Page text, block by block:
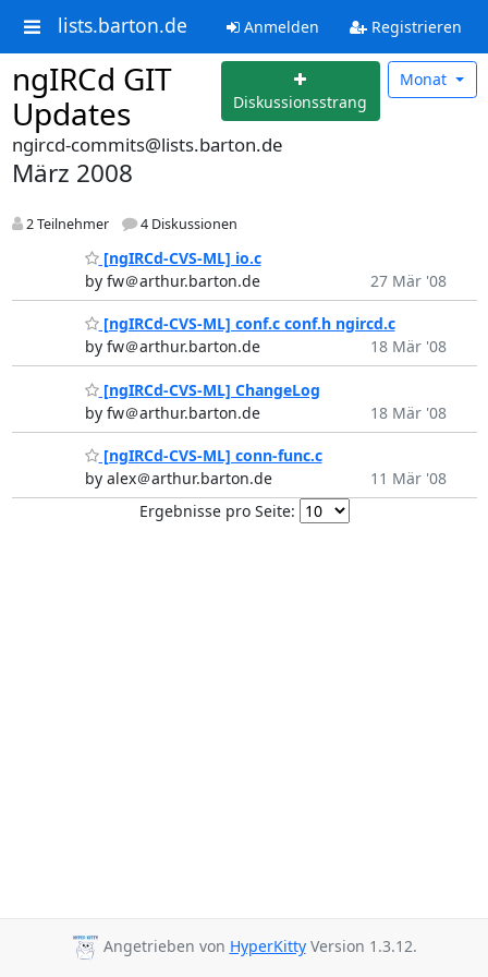
lists.barton.de Anmelden Registrieren
ngIRCd GIT
Updates
Diskussionsstrang
Monat
ngircd-commits@lists.barton.de
März 2008
2 Teilnehmer 4 Diskussionen
[ngIRCd-CVS-ML] io.c
by fw＠arthur.barton.de
27 Mär '08
[ngIRCd-CVS-ML] conf.c conf.h ngircd.c
by fw＠arthur.barton.de
18 Mär '08
[ngIRCd-CVS-ML] ChangeLog
by fw＠arthur.barton.de
18 Mär '08
[ngIRCd-CVS-ML] conn-func.c
by alex＠arthur.barton.de
11 Mär '08
Ergebnisse pro Seite:
Angetrieben von HyperKittyVersion 1.3.12.